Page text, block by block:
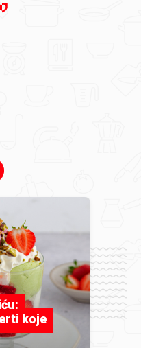
koje